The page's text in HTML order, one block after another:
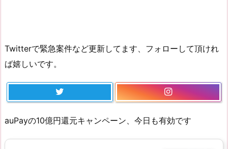
Twitterで緊急案件など更新してます、フォローして頂けれ
ば嬉しいです。
auPayの10億円還元キャンペーン、今日も有効です